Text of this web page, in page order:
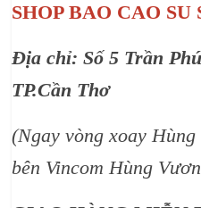
SHOP BAO CAO
Địa chỉ: Số 5 Trần
TP.Cần Thơ
(Ngay vòng xoay
bên Vincom Hùng